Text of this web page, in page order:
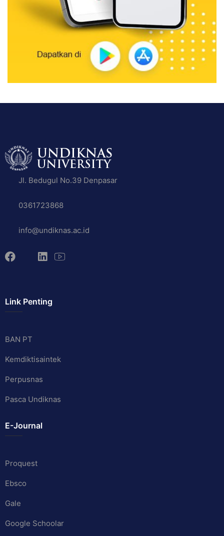
Jl. Bedugul No.39 Denpasar
0361723868
info@undiknas.ac.id
Link Penting
BAN PT
Kemdiktisaintek
Perpusnas
Pasca Undiknas
E-Journal
Proquest
Ebsco
Gale
Google Schoolar